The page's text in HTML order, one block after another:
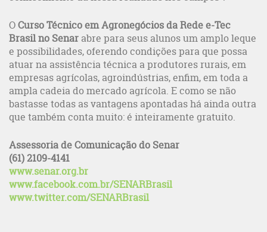
OCurso Técnico em Agronegócios da Rede e-Tec
Brasil no Senar abre para seus alunos um amplo leque
e possibilidades, oferendo condições para que possa
atuar na assistência técnica a produtores rurais, em
empresas agrícolas, agroindústrias, enfim, em toda a
ampla cadeia do mercado agrícola. E como se não
bastasse todas as vantagens apontadas há ainda outra
que também conta muito: é inteiramente gratuito.
Assessoria de Comunicação do Senar
(61) 2109-4141
www.senar.org.br
www.facebook.com.br/SENARBrasil
www.twitter.com/SENARBrasil